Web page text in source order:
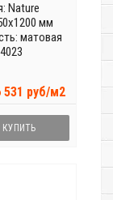
Nature
мм
матовая
531 руб/м2
КУПИТЬ